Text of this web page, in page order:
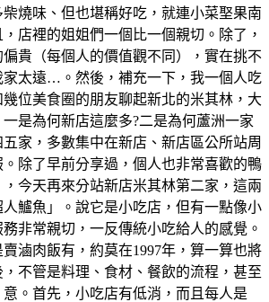
燒味、但也堪稱好吃，就連小菜埾果南
店裡的姐姐們一個比一個親切。除了，
貴（每個人的價值觀不同），實在挑不
家太遠…。然後，補充一下，我一個人吃
位美食圈的朋友聊起新北的米其林，大
是為何新店這麼多?二是為何蘆洲一家
家，多數集中在新店、新店區公所站周
除了早前分享過，個人也非常喜歡的鴨
，今天再來分站新店米其林第二家，這兩
鱸魚」。說它是小吃店，但有一點像小
非常親切，一反傳統小吃給人的感覺。
滷肉飯有，約莫在1997年，算一算也將
不管是料理、食材、餐飲的流程，甚至
。首先，小吃店有低消，而且每人是